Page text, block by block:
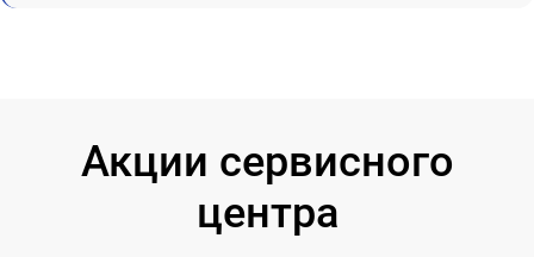
Акции сервисного
центра